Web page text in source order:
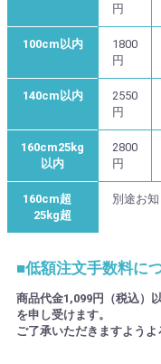
円
100cm以内
1800
円
140cm以内
2550
円
160cm25kg
以内
2800
円
160cm超
25kg超
別途お知
■低額注文手数料に
商品代金1,099円（税込）
を申し受けます。
ご了承いただきますようよ